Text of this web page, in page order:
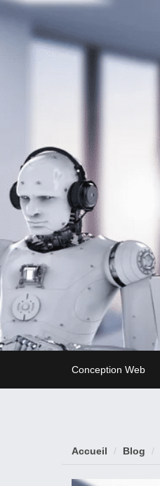
Conception Web
Accueil Blog